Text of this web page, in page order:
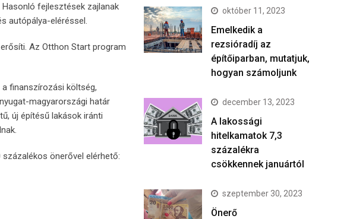
fejlesztések zajlanak
autópálya-eléréssel.
Az Otthon Start program
finanszírozási költség,
magyarországi határ
új építésű lakások iránti
önerővel elérhető:
október 11, 2023
Emelkedik a
rezsióradíj az
építőiparban, mutatjuk,
hogyan számoljunk
december 13, 2023
A lakossági
hitelkamatok 7,3
százalékra
csökkennek januártól
szeptember 30, 2023
Önerő